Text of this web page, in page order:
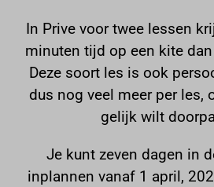
In Prive voor twee lessen
minuten tijd op een kite
Deze soort les is ook
dus nog veel meer per les,
gelijk wilt
Je kunt zeven dagen in
inplannen vanaf 1 april,